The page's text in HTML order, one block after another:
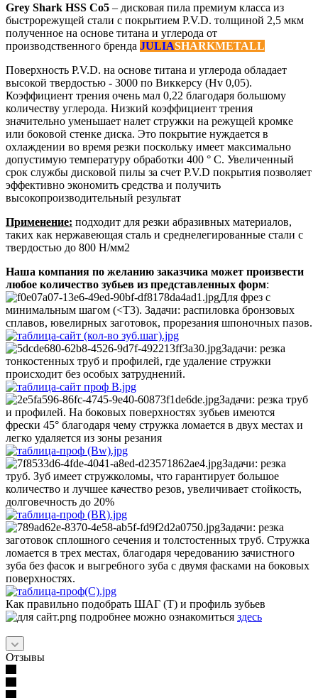
Grey Shark HSS Co5 – дисковая пила премиум класса из
быстрорежущей стали с покрытием P.V.D. толщиной 2,5 мкм
полученное на основе титана и углерода от
производственного бренда JULIASHARKMETALL
Поверхность P.V.D. на основе титана и углерода обладает
высокой твердостью - 3000 по Виккерсу (Hv 0,05).
Коэффициент трения очень мал 0,22 благодаря большому
количеству углерода. Низкий коэффициент трения
значительно уменьшает налет стружки на режущей кромке
или боковой стенке диска. Это покрытие нуждается в
охлаждении во время резки поскольку имеет максимально
допустимую температуру обработки 400 ° C. Увеличенный
срок службы дисковой пилы за счет P.V.D покрытия позволяет
эффективно экономить средства и получить
высокопроизводительный результат
Применение: подходит для резки абразивных материалов,
таких как нержавеющая сталь и среднелегированные стали с
твердостью до 800 Н/мм2
Наша компания по желанию заказчика может произвести
любое количество зубьев из представленных форм:
Для фрез с
минимальным шагом (<Т3). Задачи: распиловка бронзовых
сплавов, ювелирных заготовок, прорезания шпоночных пазов.
Задачи: резка
тонкостенных труб и профилей, где удаление стружки
происходит без особых затруднений.
Задачи: резка труб
и профилей. На боковых поверхностях зубьев имеются
фрески 45° благодаря чему стружка ломается в двух местах и
легко удаляется из зоны резания
Задачи: резка
труб. Зуб имеет стружколомы, что гарантирует большое
количество и лучшее качество резов, увеличивает стойкость,
долговечность до 20%
Задачи: резка
заготовок сплошного сечения и толстостенных труб. Стружка
ломается в трех местах, благодаря чередованию зачистного
зуба без фасок и выгребного зуба с двумя фасками на боковых
поверхностях.
Как правильно подобрать ШАГ (Т) и профиль зубьев
подробнее можно ознакомиться здесь
Отзывы